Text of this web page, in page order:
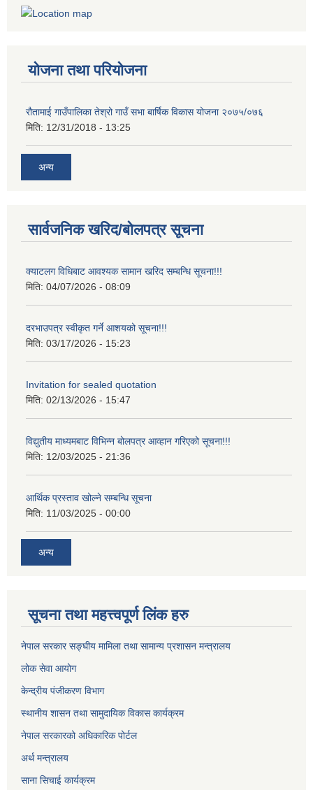
योजना तथा परियोजना
रौतामाई गाउँपालिका तेश्रो गाउँ सभा बार्षिक विकास योजना २०७५/०७६
मिति: 12/31/2018 - 13:25
अन्य
सार्वजनिक खरिद/बोलपत्र सूचना
क्याटलग विधिबाट आवश्यक सामान खरिद सम्बन्धि सूचना!!!
मिति: 04/07/2026 - 08:09
दरभाउपत्र स्वीकृत गर्ने आशयको सूचना!!!
मिति: 03/17/2026 - 15:23
Invitation for sealed quotation
मिति: 02/13/2026 - 15:47
विद्युतीय माध्यमबाट विभिन्न बोलपत्र आव्हान गरिएको सूचना!!!
मिति: 12/03/2025 - 21:36
आर्थिक प्रस्ताव खोल्ने सम्बन्धि सूचना
मिति: 11/03/2025 - 00:00
अन्य
सूचना तथा महत्त्वपूर्ण लिंक हरु
नेपाल सरकार सङ्घीय मामिला तथा सामान्य प्रशासन मन्त्रालय
लोक सेवा आयोग
केन्द्रीय पंजीकरण विभाग
स्थानीय शासन तथा सामुदायिक विकास कार्यक्रम
नेपाल सरकारको अधिकारिक पोर्टल
अर्थ मन्त्रालय
साना सिचाई कार्यक्रम